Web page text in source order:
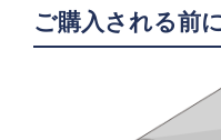
ご購入される前